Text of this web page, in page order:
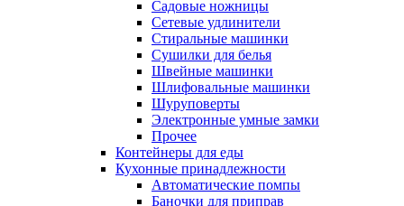
Садовые ножницы
Сетевые удлинители
Стиральные машинки
Сушилки для белья
Швейные машинки
Шлифовальные машинки
Шуруповерты
Электронные умные замки
Прочее
Контейнеры для еды
Кухонные принадлежности
Автоматические помпы
Баночки для приправ